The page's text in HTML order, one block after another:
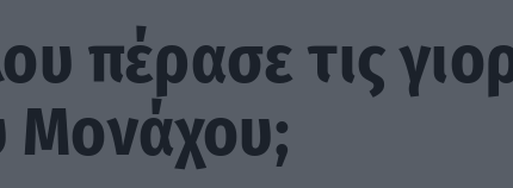
πέρασε τις
Μονάχου;